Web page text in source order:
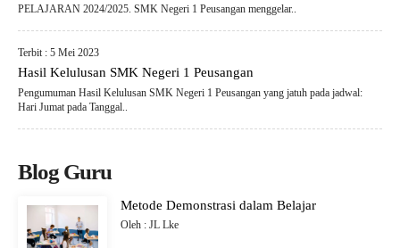
PELAJARAN 2024/2025. SMK Negeri 1 Peusangan menggelar..
Terbit : 5 Mei 2023
Hasil Kelulusan SMK Negeri 1 Peusangan
Pengumuman Hasil Kelulusan SMK Negeri 1 Peusangan yang jatuh pada jadwal:
Hari Jumat pada Tanggal..
Blog Guru
Metode Demonstrasi dalam Belajar
Oleh : JL Lke